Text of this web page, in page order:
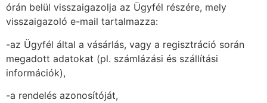
órán belül visszaigazolja az Ügyfél részére, mely
visszaigazoló e-mail tartalmazza:
-az Ügyfél által a vásárlás, vagy a regisztráció során
megadott adatokat (pl. számlázási és szállítási
információk),
-a rendelés azonosítóját,